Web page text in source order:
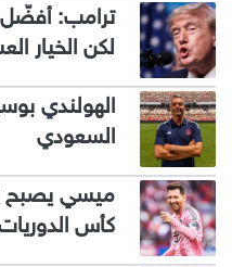
ترامب: أفضّل
لكن الخيار
الهولندي
السعودي
ميسي يصبح
كأس